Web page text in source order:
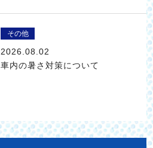
その他
2026.08.02
車内の暑さ対策について